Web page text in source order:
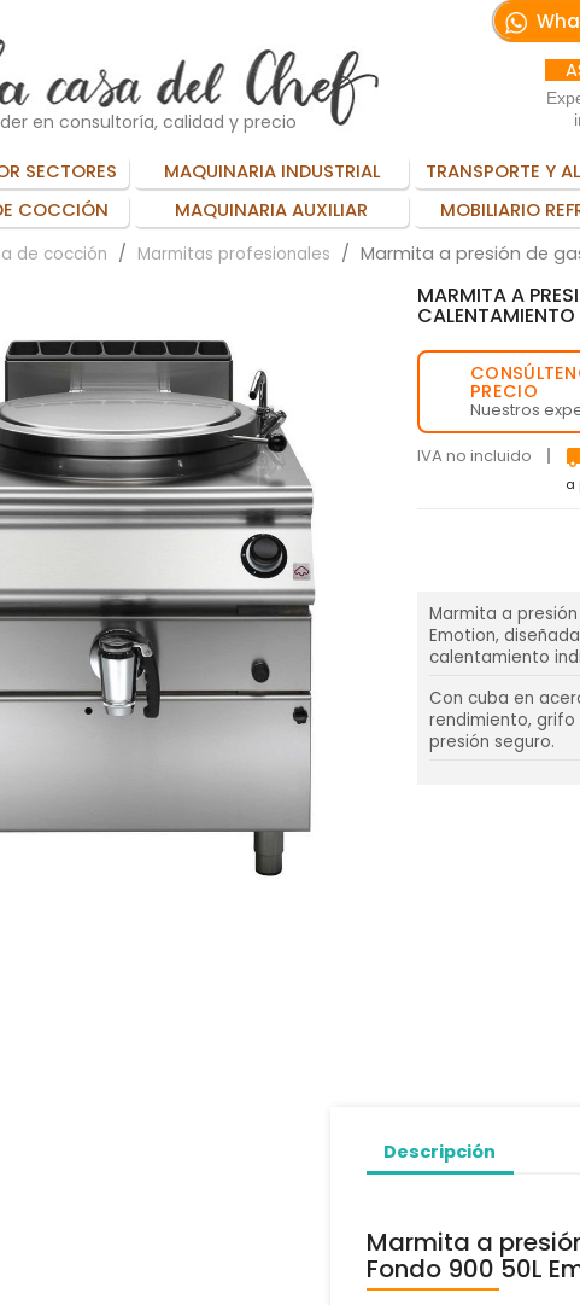
en consultoría, calidad y precio
SECTORES MAQUINARIA INDUSTRIAL TRANSPORTE Y
COCCIÓN
MAQUINARIA AUXILIAR MOBILIARIO
de cocción Marmitas profesionales Marmita a presión de
MARMITA A
PRECIO
Nuestros
IVA no incluido
a
Marmita a
Emotion,
calentamiento
Con cuba en
rendimiento, grifo
presión seguro.
Descripción
Marmita a
Fondo 900 50L